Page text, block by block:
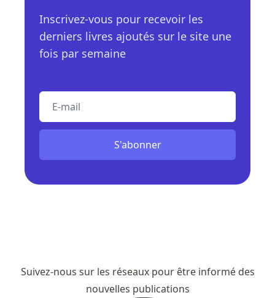
Inscrivez-vous pour recevoir les
derniers livres ajoutés sur le site une
fois par semaine
S'abonner
Suivez-nous sur les réseaux pour être informé des
nouvelles publications